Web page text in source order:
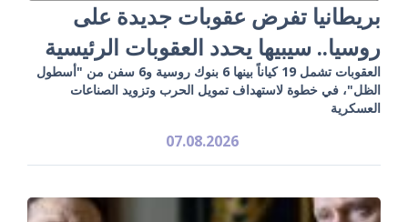
بريطانيا تفرض عقوبات جديدة على
روسيا.. سيبيها يحدد العقوبات الرئيسية
العقوبات تشمل 19 كياناً بينها 6 بنوك روسية و6 سفن من "أسطول
الظل"، في خطوة لاستهداف تمويل الحرب وتزويد الصناعات
العسكرية
07.08.2026